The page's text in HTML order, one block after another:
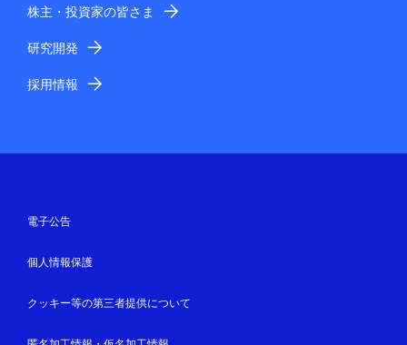
株主・投資家の皆さま
研究開発
採用情報
電子公告
個人情報保護
クッキー等の第三者提供について